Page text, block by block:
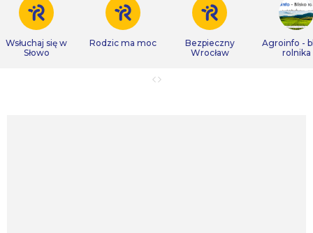
Wsłuchaj się w
Słowo
Rodzic ma moc
Bezpieczny
Wrocław
Agroinfo -
rolnika